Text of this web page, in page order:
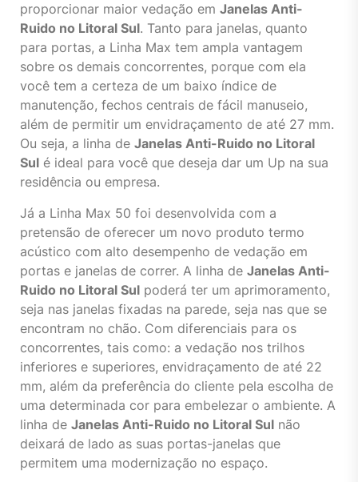
proporcionar maior vedação em Janelas Anti-
Ruido no Litoral Sul. Tanto para janelas, quanto
para portas, a Linha Max tem ampla vantagem
sobre os demais concorrentes, porque com ela
você tem a certeza de um baixo índice de
manutenção, fechos centrais de fácil manuseio,
além de permitir um envidraçamento de até 27 mm.
Ou seja, a linha de Janelas Anti-Ruido no Litoral
Sul é ideal para você que deseja dar um Up na sua
residência ou empresa.
Já a Linha Max 50 foi desenvolvida com a
pretensão de oferecer um novo produto termo
acústico com alto desempenho de vedação em
portas e janelas de correr. A linha de Janelas Anti-
Ruido no Litoral Sul poderá ter um aprimoramento,
seja nas janelas fixadas na parede, seja nas que se
encontram no chão. Com diferenciais para os
concorrentes, tais como: a vedação nos trilhos
inferiores e superiores, envidraçamento de até 22
mm, além da preferência do cliente pela escolha de
uma determinada cor para embelezar o ambiente. A
linha de Janelas Anti-Ruido no Litoral Sul não
deixará de lado as suas portas-janelas que
permitem uma modernização no espaço.